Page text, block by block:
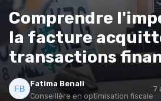
Comprendre
la facture
transactions
Fatima Benali
Conseillère en optimisation fiscale
7